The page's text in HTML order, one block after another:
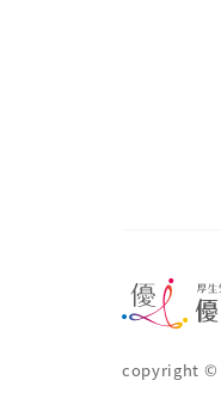
copyright ©